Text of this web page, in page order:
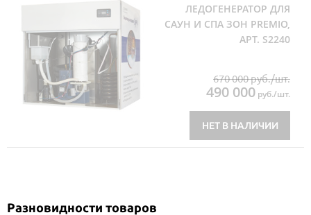
ЛЕДОГЕНЕРАТОР ДЛЯ
САУН И СПА ЗОН PREMIO,
АРТ. S2240
670 000 руб./шт.
490 000 руб./шт.
НЕТ В НАЛИЧИИ
Разновидности товаров